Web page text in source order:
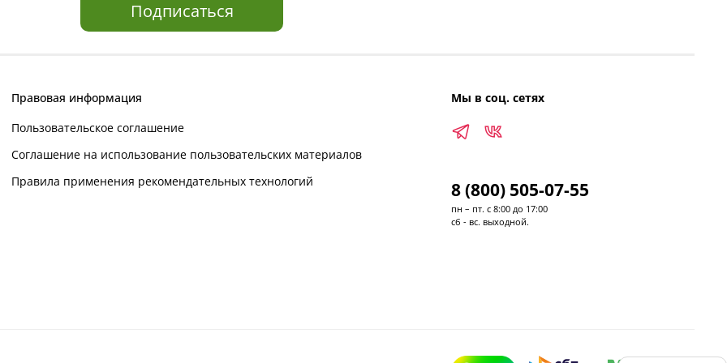
Подписаться
Правовая информация
Пользовательское соглашение
Соглашение на использование пользовательских материалов
Правила применения рекомендательных технологий
Мы в соц. сетях
8 (800) 505-07-55
пн – пт. с 8:00 до 17:00
сб - вс. выходной.